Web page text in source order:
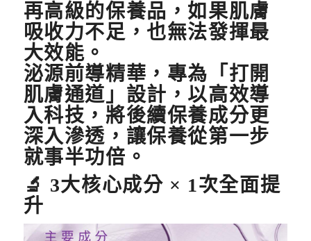
再高級的保養品，如果肌膚
吸收力不足，也無法發揮最
大效能。
泌源前導精華，專為「打開
肌膚通道」設計，以高效導
入科技，將後續保養成分更
深入滲透，讓保養從第一步
就事半功倍。
🔬 3大核心成分 × 1次全面提
升